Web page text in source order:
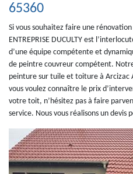
65360
Si vous souhaitez faire une
ENTREPRISE DUCULTY est
d’une équipe compétente et
de peintre couvreur compétent.
peinture sur tuile et toiture à Arcizac
vous voulez connaître le prix
votre toit, n’hésitez pas à faire
service. Nous vous réalisons un